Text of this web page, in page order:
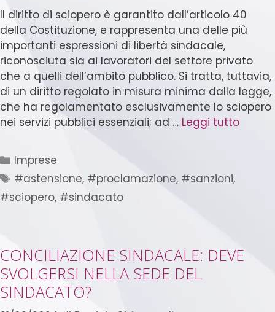
Il diritto di sciopero è garantito dall’articolo 40
della Costituzione, e rappresenta una delle più
importanti espressioni di libertà sindacale,
riconosciuta sia ai lavoratori del settore privato
che a quelli dell’ambito pubblico. Si tratta, tuttavia,
di un diritto regolato in misura minima dalla legge,
che ha regolamentato esclusivamente lo sciopero
nei servizi pubblici essenziali; ad … Leggi tutto
Imprese
#astensione, #proclamazione, #sanzioni,
#sciopero, #sindacato
CONCILIAZIONE SINDACALE: DEVE
SVOLGERSI NELLA SEDE DEL
SINDACATO?